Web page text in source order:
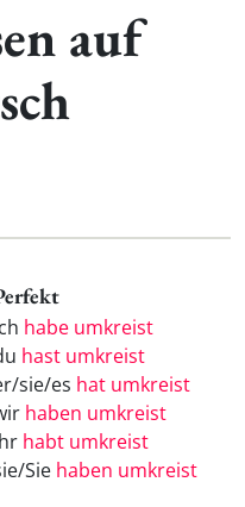
auf
habe umkreist
hast umkreist
sie/es hat umkreist
haben umkreist
habt umkreist
Sie haben umkreist